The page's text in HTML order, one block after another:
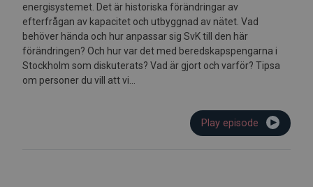
energisystemet. Det är historiska förändringar av
efterfrågan av kapacitet och utbyggnad av nätet. Vad
behöver hända och hur anpassar sig SvK till den här
förändringen? Och hur var det med beredskapspengarna i
Stockholm som diskuterats? Vad är gjort och varför? Tipsa
om personer du vill att vi...
Play episode